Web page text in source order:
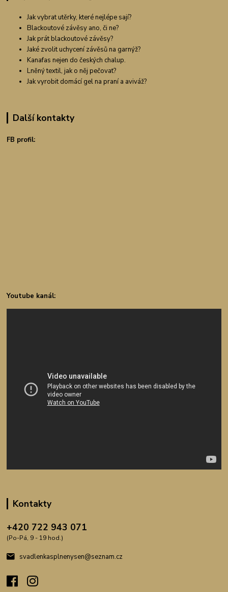
Jak vybrat utěrky, které nejlépe sají?
Blackoutové závěsy ano, či ne?
Jak prát blackoutové závěsy?
Jaké zvolit uchycení závěsů na garnýž?
Kanafas nejen do českých chalup.
Lněný textil, jak o něj pečovat?
Jak vyrobit domácí gel na praní a aviváž?
Další kontakty
FB profil:
Youtube kanál:
Kontakty
+420 722 943 071
(Po-Pá, 9 - 19 hod.)
svadlenkasplnenysen@seznam.cz